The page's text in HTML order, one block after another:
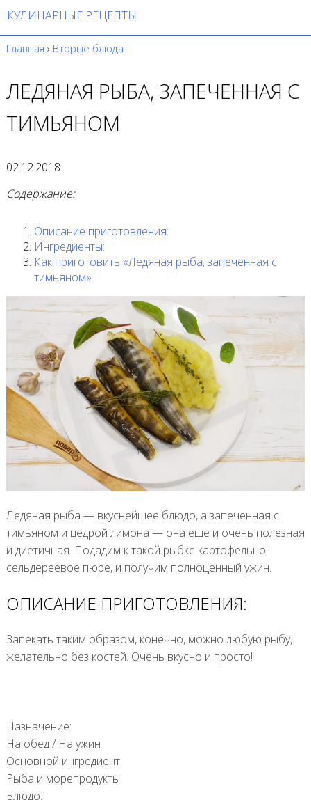
КУЛИНАРНЫЕ РЕЦЕПТЫ
Главная › Вторые блюда
ЛЕДЯНАЯ РЫБА, ЗАПЕЧЕННАЯ С
ТИМЬЯНОМ
02.12.2018
Содержание:
Описание приготовления:
Ингредиенты:
Как приготовить «Ледяная рыба, запеченная с
тимьяном»
Ледяная рыба — вкуснейшее блюдо, а запеченная с
тимьяном и цедрой лимона — она еще и очень полезная
и диетичная. Подадим к такой рыбке картофельно-
сельдереевое пюре, и получим полноценный ужин.
ОПИСАНИЕ ПРИГОТОВЛЕНИЯ:
Запекать таким образом, конечно, можно любую рыбу,
желательно без костей. Очень вкусно и просто!
Назначение:
На обед/На ужин
Основной ингредиент:
Рыба и морепродукты
Блюдо: